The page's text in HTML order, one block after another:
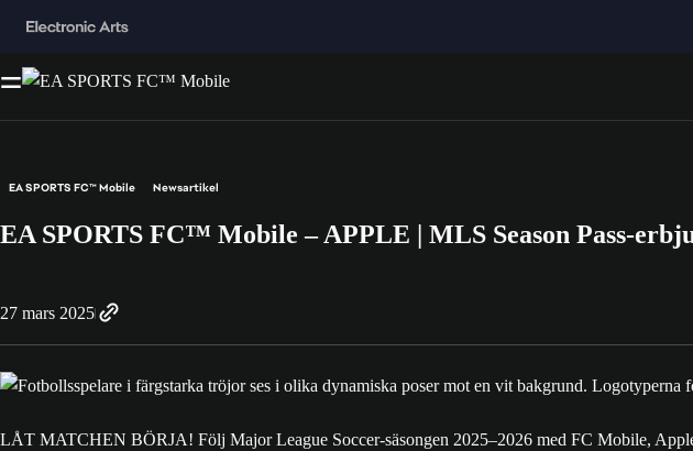
EA SPORTS FC™ Mobile Newsartikel
EA SPORTS FC™ Mobile – APPLE | MLS Season Pass-
27 mars 2025
LÅT MATCHEN BÖRJA! Följ Major League Soccer-säsongen 2025–2026 med FC Mobile,